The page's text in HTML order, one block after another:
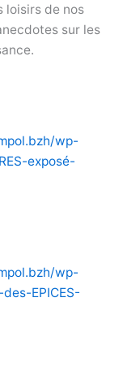
loisirs de nos
sur les
wp-
exposé-
wp-
EPICES-